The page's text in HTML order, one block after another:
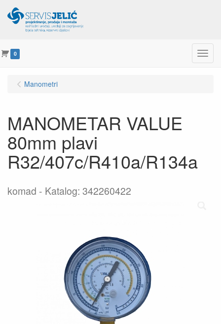
0 Menu
Manometri
MANOMETAR VALUE
80mm plavi
R32/407c/R410a/R134a
komad Katalog: 342260422